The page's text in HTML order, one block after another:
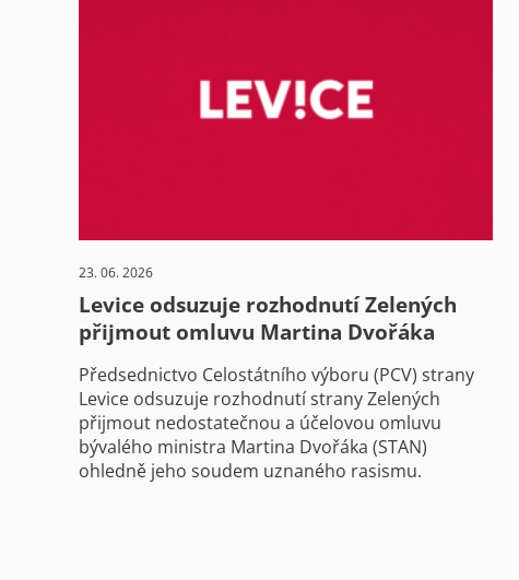
23. 06. 2026
Levice odsuzuje rozhodnutí Zelených
přijmout omluvu Martina Dvořáka
Předsednictvo Celostátního výboru (PCV) strany
Levice odsuzuje rozhodnutí strany Zelených
přijmout nedostatečnou a účelovou omluvu
bývalého ministra Martina Dvořáka (STAN)
ohledně jeho soudem uznaného rasismu.